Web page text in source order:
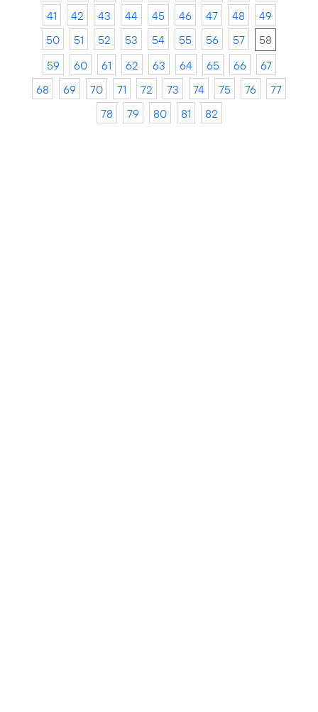
41
42 43 44 45 46 47 48
49
50
51 52 53 54 55 56 57
58
59
60 61 62 63 64 65 66
67
68
69 70 71 72 73 74 75 76
77
78
79 80 81 82